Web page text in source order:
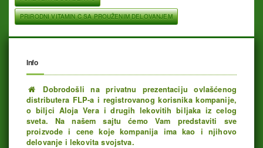
PRIRODNI VITAMIN C SA PROUŽENIM DELOVANJEM
Info
Dobrodošli na privatnu prezentaciju ovlašćenog
distributera FLP-a i registrovanog korisnika kompanije,
o biljci Aloja Vera i drugih lekovitih biljaka iz celog
sveta. Na našem sajtu ćemo Vam predstaviti sve
proizvode i cene koje kompanija ima kao i njihovo
delovanje i lekovita svojstva.